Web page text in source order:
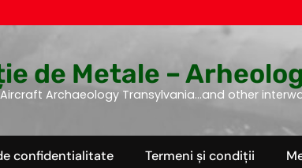
de Metale –
Aircraft Archaeology Transylvania…and other
confidentialitate Termeni și condiții